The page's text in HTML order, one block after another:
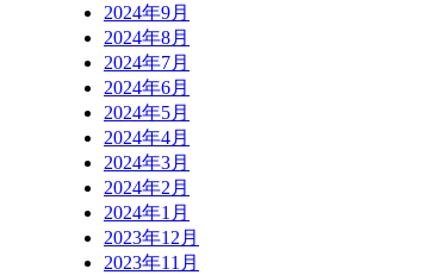
2024年9月
2024年8月
2024年7月
2024年6月
2024年5月
2024年4月
2024年3月
2024年2月
2024年1月
2023年12月
2023年11月